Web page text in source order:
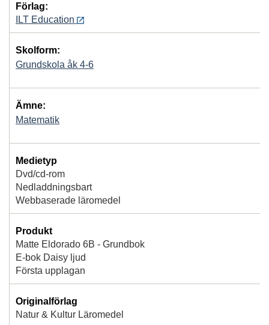
Förlag:
ILT Education
Skolform:
Grundskola åk 4-6
Ämne:
Matematik
Medietyp
Dvd/cd-rom
Nedladdningsbart
Webbaserade läromedel
Produkt
Matte Eldorado 6B - Grundbok
E-bok Daisy ljud
Första upplagan
Originalförlag
Natur & Kultur Läromedel